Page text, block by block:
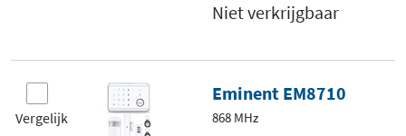
Niet verkrijgbaar
Vergelijk
Eminent EM8710
868 MHz